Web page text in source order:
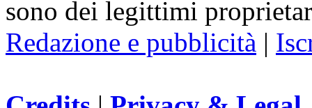
sono dei legittimi
Redazione e pubblicità |